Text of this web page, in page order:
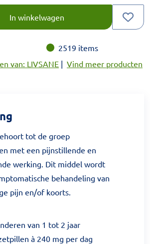
In winkelwagen
2519 items
van: LIVSANE | Vind meer producten
tot de groep
met een pijnstillende en
werking. Dit middel wordt
behandeling van
pijn en/of koorts.
van 1 tot 2 jaar
à 240 mg per dag